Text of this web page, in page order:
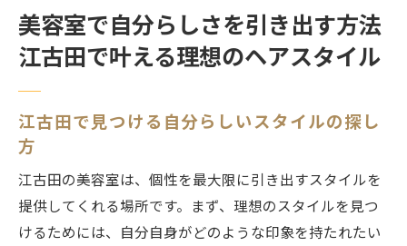
美容室で自分らしさを引き出す方法
江古田で叶える理想のヘアスタイル
江古田で見つける自分らしいスタイルの探し
方
江古田の美容室は、個性を最大限に引き出すスタイルを
提供してくれる場所です。まず、理想のスタイルを見つ
けるためには、自分自身がどのような印象を持たれたい